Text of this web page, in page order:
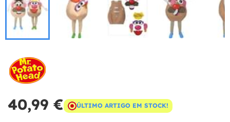
40,99 € ÚLTIMO ARTIGO EM STOCK!